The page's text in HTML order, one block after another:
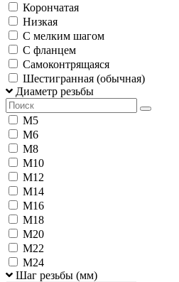
Корончатая
Низкая
С мелким шагом
С фланцем
Самоконтрящаяся
Шестигранная (обычная)
Диаметр резьбы
М5
М6
М8
М10
М12
М14
М16
М18
М20
М22
М24
Шаг резьбы (мм)